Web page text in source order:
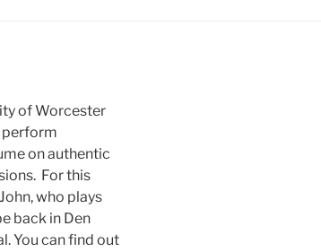
of Worcester
perform
on authentic
For this
who plays
back in Den
You can find out